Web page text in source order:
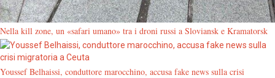
Nella kill zone, un «safari umano» tra i droni russi a Sloviansk e Kramatorsk
Youssef Belhaissi, conduttore marocchino, accusa fake news sulla crisi